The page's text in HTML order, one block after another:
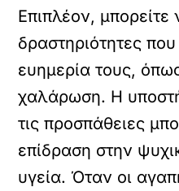
Επιπλέον, μπορείτε
δραστηριότητες
ευημερία τους,
χαλάρωση. Η
τις προσπάθειες
επίδραση στην
υγεία. Όταν οι